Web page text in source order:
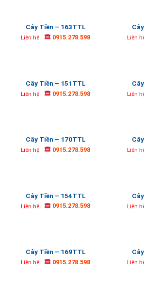
Cây Tiền – 163TTL
Liên hệ 0915.278.598 Liên
Cây Tiền – 151TTL
Liên hệ 0915.278.598 Liên
Cây Tiền – 170TTL
Liên hệ 0915.278.598 Liên
Cây Tiền – 154TTL
Liên hệ 0915.278.598 Liên
Cây Tiền – 169TTL
Liên hệ 0915.278.598 Liên